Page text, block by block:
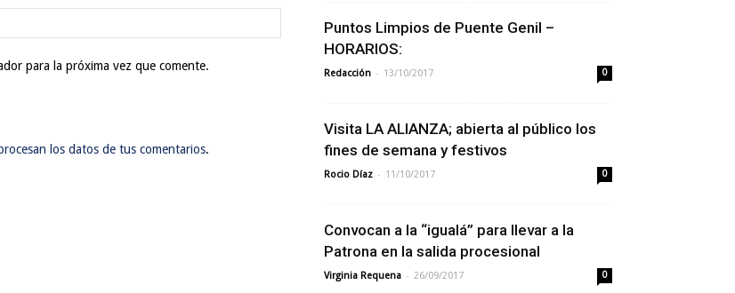
para la próxima vez que comente.
los datos de tus comentarios.
Puntos Limpios de Puente Genil –
HORARIOS:
Redacción - 13/10/2017 0
Visita LA ALIANZA; abierta al público los
fines de semana y festivos
Rocio Díaz - 11/10/2017 0
Convocan a la “igualá” para llevar a la
Patrona en la salida procesional
Virginia Requena - 26/09/2017 0